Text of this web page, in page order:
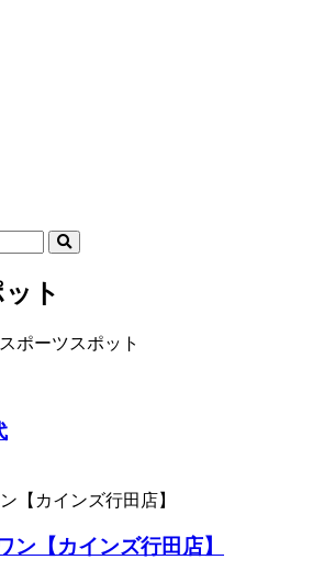
ト
ポーツスポット
ン【カインズ行田店】